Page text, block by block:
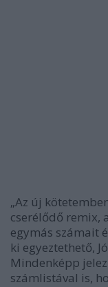
„Az új
cserélődő remix,
egymás számait
ki egyeztethető,
Mindenképp
számlistával is,